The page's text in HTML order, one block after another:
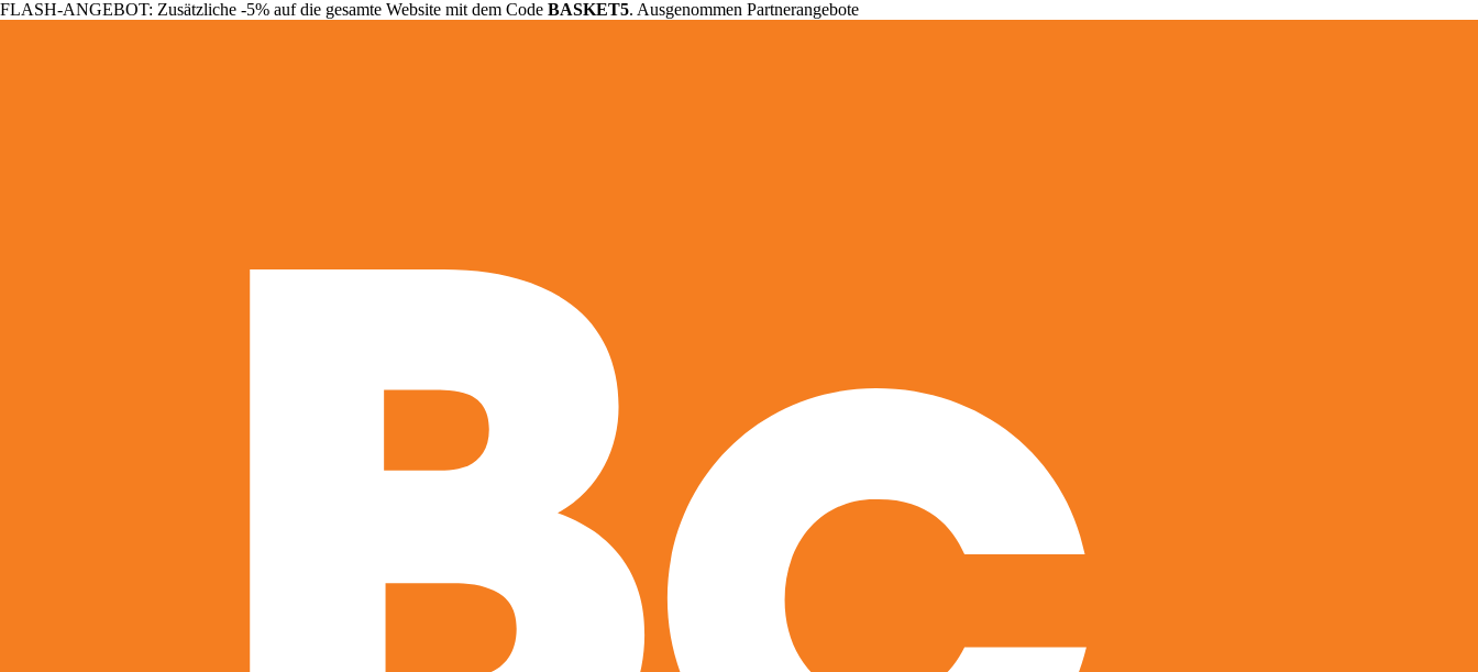
FLASH-ANGEBOT: Zusätzliche -5% auf die gesamte Website mit dem Code BASKET5. Ausgenommen Partnerangebote